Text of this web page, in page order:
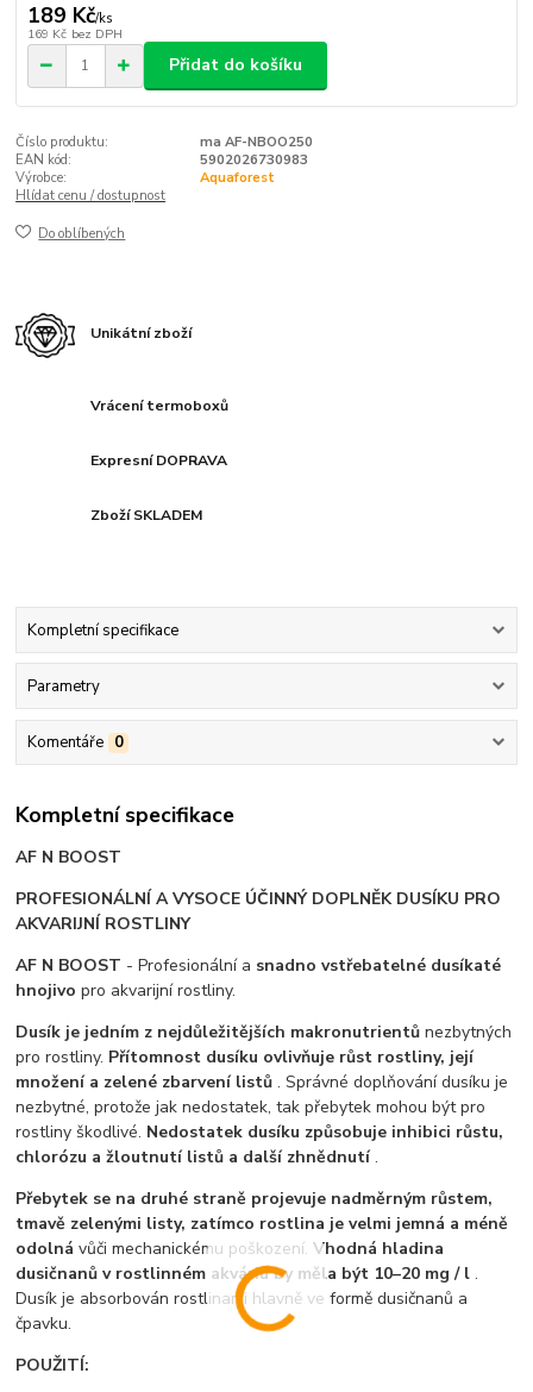
189 Kč/ks
169 Kč bez DPH
Přidat do košíku
Číslo produktu:
ma AF-NBOO250
EAN kód:
5902026730983
Výrobce:
Aquaforest
Hlídat cenu / dostupnost
Do oblíbených
Unikátní zboží
Vrácení termoboxů
Expresní DOPRAVA
Zboží SKLADEM
Kompletní specifikace
Parametry
Komentáře 0
Kompletní specifikace
AF N BOOST
PROFESIONÁLNÍ A VYSOCE ÚČINNÝ DOPLNĚK DUSÍKU PRO
AKVARIJNÍ ROSTLINY
AF N BOOST - Profesionální a snadno vstřebatelné dusíkaté
hnojivo pro akvarijní rostliny.
Dusík je jedním z nejdůležitějších makronutrientů nezbytných
pro rostliny. Přítomnost dusíku ovlivňuje růst rostliny, její
množení a zelené zbarvení listů . Správné doplňování dusíku je
nezbytné, protože jak nedostatek, tak přebytek mohou být pro
rostliny škodlivé. Nedostatek dusíku způsobuje inhibici růstu,
chlorózu a žloutnutí listů a další zhnědnutí.
Přebytek se na druhé straně projevuje nadměrným růstem,
tmavě zelenými listy, zatímco rostlina je velmi jemná a méně
odolná vůči mechanickému poškození.Vhodná hladina
dusičnanů v rostlinném akváriu by měla být 10–20 mg / l .
Dusík je absorbován rostlinami hlavně ve formě dusičnanů a
čpavku.
POUŽITÍ: